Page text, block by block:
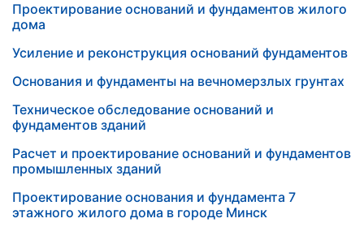
Проектирование оснований и фундаментов жилого
дома
Усиление и реконструкция оснований фундаментов
Основания и фундаменты на вечномерзлых грунтах
Техническое обследование оснований и
фундаментов зданий
Расчет и проектирование оснований и фундаментов
промышленных зданий
Проектирование основания и фундамента 7
этажного жилого дома в городе Минск